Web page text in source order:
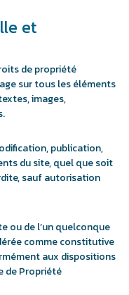
et
de propriété
sur tous les éléments
images,
publication,
du site, quel que soit
sauf autorisation
ou de l’un quelconque
comme constitutive
aux dispositions
de Propriété